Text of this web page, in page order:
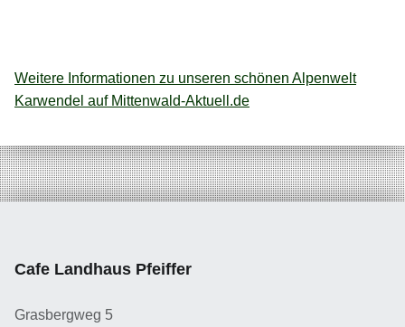
Weitere Informationen zu unseren schönen Alpenwelt
Karwendel auf Mittenwald-Aktuell.de
Cafe Landhaus Pfeiffer
Grasbergweg 5